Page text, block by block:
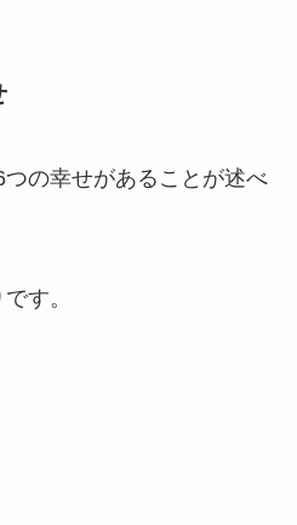
の幸せがあることが述べ
す。